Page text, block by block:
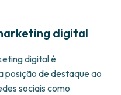
digital
digital é
posição de destaque ao
sociais como